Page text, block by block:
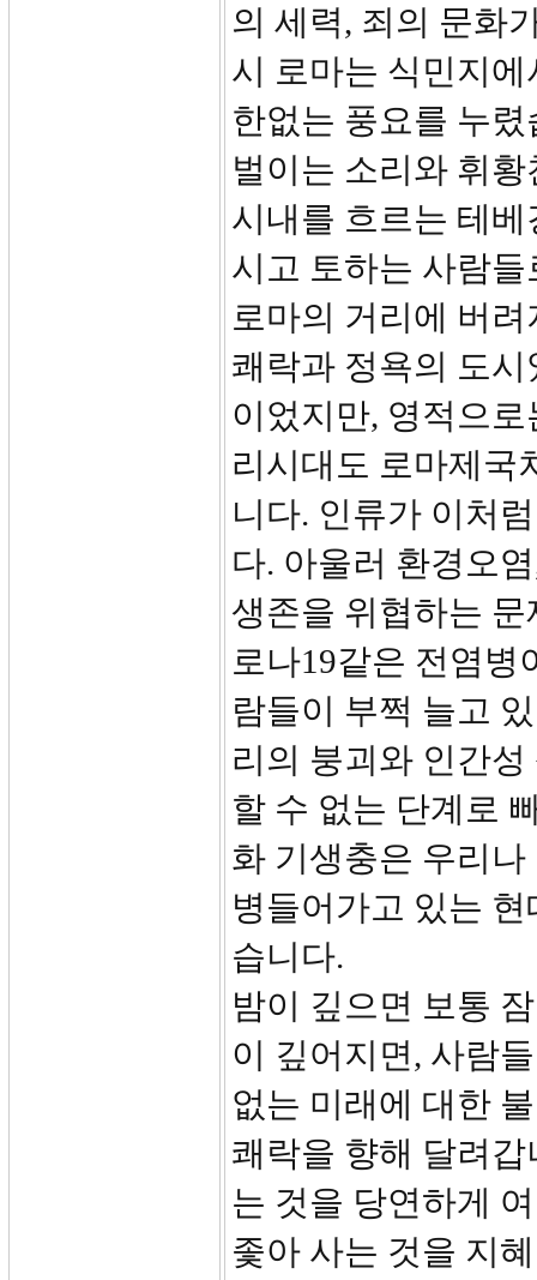
의 세력, 죄의 문화
시 로마는 식민지
한없는 풍요를 누
벌이는 소리와 휘
시내를 흐르는 테
시고 토하는 사람
로마의 거리에 버
쾌락과 정욕의 도
이었지만, 영적으
리시대도 로마제국
니다. 인류가 이처
다. 아울러 환경오
생존을 위협하는
로나19같은 전염병
람들이 부쩍 늘고
리의 붕괴와 인간
할 수 없는 단계로
화 기생충은 우리
병들어가고 있는
습니다.
밤이 깊으면 보통
이 깊어지면, 사람
없는 미래에 대한
쾌락을 향해 달려
는 것을 당연하게
좇아 사는 것을 지